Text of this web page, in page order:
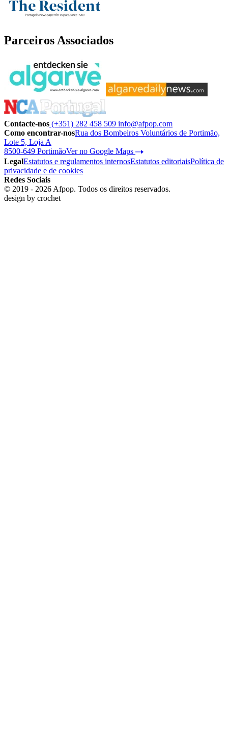
Parceiros Associados
Contacte-nos (+351) 282 458 509 info@afpop.com
Como encontrar-nosRua dos Bombeiros Voluntários de Portimão,
Lote 5, Loja A
8500-649 PortimãoVer no Google Maps
LegalEstatutos e regulamentos internosEstatutos editoriaisPolítica de
privacidade e de cookies
Redes Sociais
© 2019 - 2026 Afpop. Todos os direitos reservados.
design by crochet